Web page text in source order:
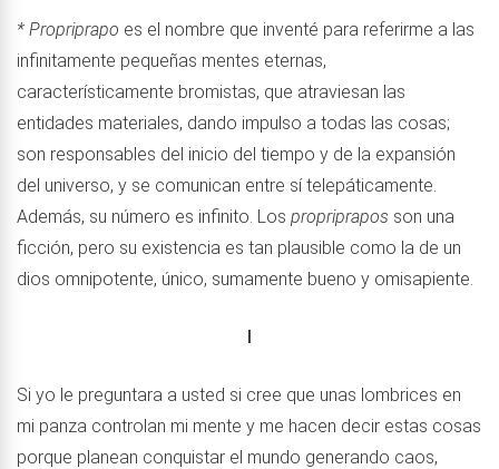
* Propriprapo es el nombre que inventé para referirme a las
infinitamente pequeñas mentes eternas,
característicamente bromistas, que atraviesan las
entidades materiales, dando impulso a todas las cosas;
son responsables del inicio del tiempo y de la expansión
del universo, y se comunican entre sí telepáticamente.
Además, su número es infinito. Los propriprapos son una
ficción, pero su existencia es tan plausible como la de un
dios omnipotente, único, sumamente bueno y omisapiente.
I
Si yo le preguntara a usted si cree que unas lombrices en
mi panza controlan mi mente y me hacen decir estas cosas
porque planean conquistar el mundo generando caos,